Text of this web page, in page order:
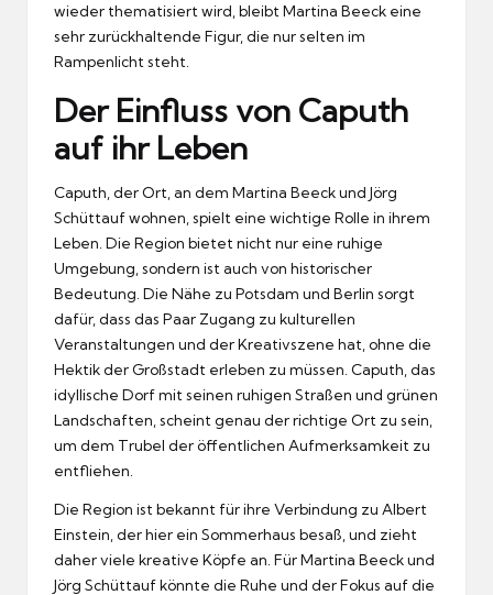
wieder thematisiert wird, bleibt Martina Beeck eine
sehr zurückhaltende Figur, die nur selten im
Rampenlicht steht.
Der Einfluss von Caputh
auf ihr Leben
Caputh, der Ort, an dem Martina Beeck und Jörg
Schüttauf wohnen, spielt eine wichtige Rolle in ihrem
Leben. Die Region bietet nicht nur eine ruhige
Umgebung, sondern ist auch von historischer
Bedeutung. Die Nähe zu Potsdam und Berlin sorgt
dafür, dass das Paar Zugang zu kulturellen
Veranstaltungen und der Kreativszene hat, ohne die
Hektik der Großstadt erleben zu müssen. Caputh, das
idyllische Dorf mit seinen ruhigen Straßen und grünen
Landschaften, scheint genau der richtige Ort zu sein,
um dem Trubel der öffentlichen Aufmerksamkeit zu
entfliehen.
Die Region ist bekannt für ihre Verbindung zu Albert
Einstein, der hier ein Sommerhaus besaß, und zieht
daher viele kreative Köpfe an. Für Martina Beeck und
Jörg Schüttauf könnte die Ruhe und der Fokus auf die